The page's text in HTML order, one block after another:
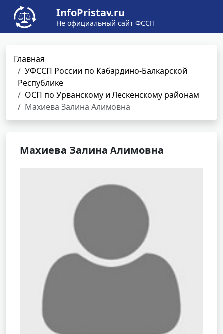
InfoPristav.ru
Не официальный сайт ФССП
Главная
УФССП России по Кабардино-Балкарской
Республике
ОСП по Урванскому и Лескенскому районам
Махиева Залина Алимовна
Махиева Залина Алимовна